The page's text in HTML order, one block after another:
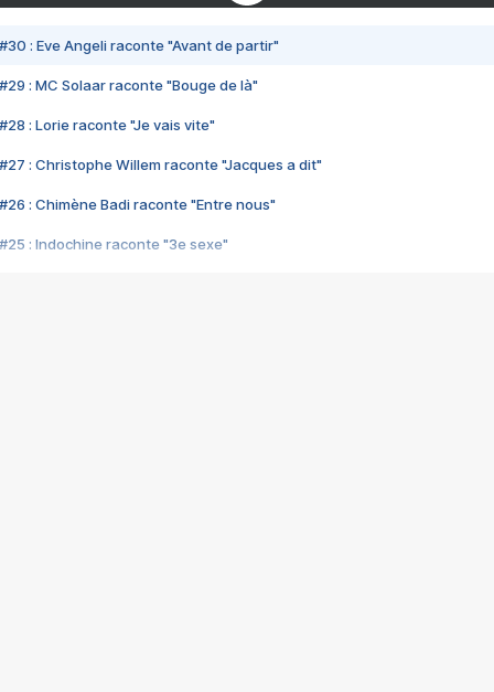
#30 : Eve Angeli raconte "Avant de partir"
#29 : MC Solaar raconte "Bouge de là"
#28 : Lorie raconte "Je vais vite"
#27 : Christophe Willem raconte "Jacques a dit"
#26 : Chimène Badi raconte "Entre nous"
#25 : Indochine raconte "3e sexe"